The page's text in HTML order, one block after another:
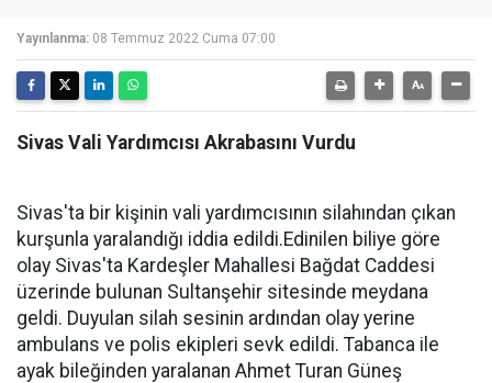
Yayınlanma: 08 Temmuz 2022 Cuma 07:00
Sivas Vali Yardımcısı Akrabasını Vurdu
Sivas'ta bir kişinin vali yardımcısının silahından çıkan
kurşunla yaralandığı iddia edildi.Edinilen biliye göre
olay Sivas'ta Kardeşler Mahallesi Bağdat Caddesi
üzerinde bulunan Sultanşehir sitesinde meydana
geldi. Duyulan silah sesinin ardından olay yerine
ambulans ve polis ekipleri sevk edildi. Tabanca ile
ayak bileğinden yaralanan Ahmet Turan Güneş